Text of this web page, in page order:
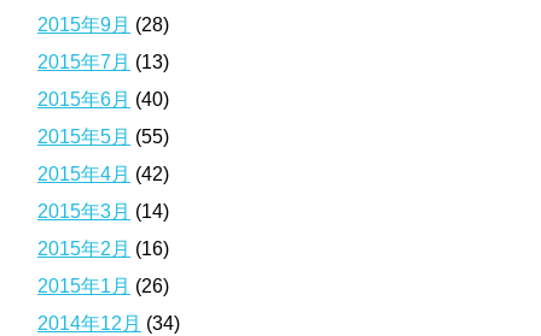
2015年9月 (28)
2015年7月 (13)
2015年6月 (40)
2015年5月 (55)
2015年4月 (42)
2015年3月 (14)
2015年2月 (16)
2015年1月 (26)
2014年12月 (34)